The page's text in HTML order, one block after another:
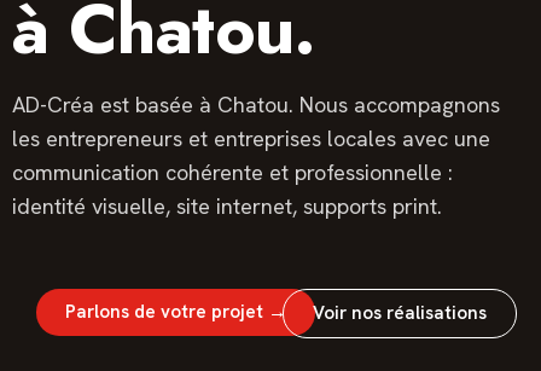
à Chatou.
AD-Créa est basée à Chatou. Nous accompagnons
les entrepreneurs et entreprises locales avec une
communication cohérente et professionnelle :
identité visuelle, site internet, supports print.
Parlons de votre projet → Voir nos réalisations